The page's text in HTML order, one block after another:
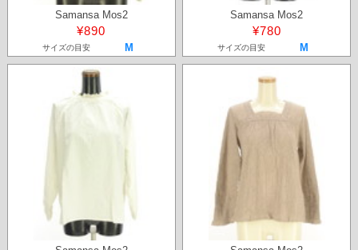
Samansa Mos2
¥890
サイズの目安 M
Samansa Mos2
¥780
サイズの目安 M